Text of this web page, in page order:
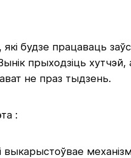
які будзе працаваць
прыходзіць
не праз тыдзень.
: